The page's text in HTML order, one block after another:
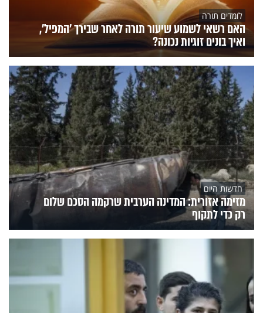
לומדים תורה
האם רשאי לשמוע שיעור תורה לאחר שבירך 'המפיל',
ואיך בונים זוגיות נכונה?
חדשות היום
מזימה אזורית: המדינה הערבית שרקמה הסכם שלום
רק כדי לתקוף